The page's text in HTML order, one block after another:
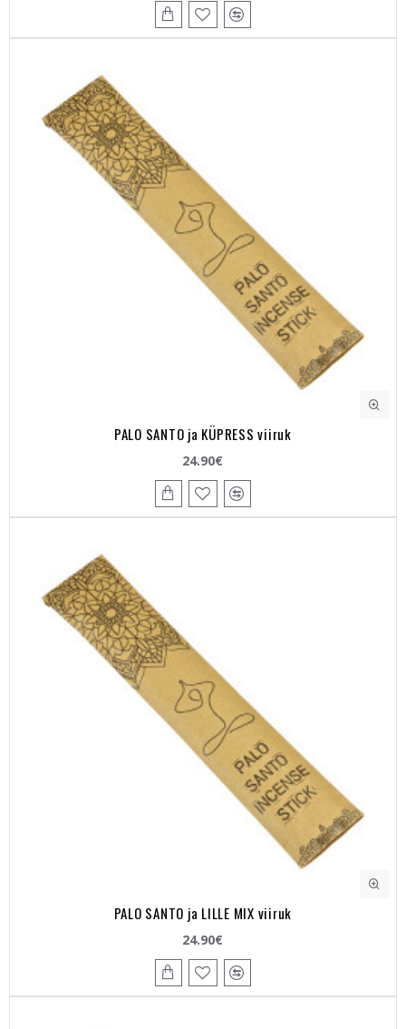
PALO SANTO ja KÜPRESS viiruk
24.90€
PALO SANTO ja LILLE MIX viiruk
24.90€